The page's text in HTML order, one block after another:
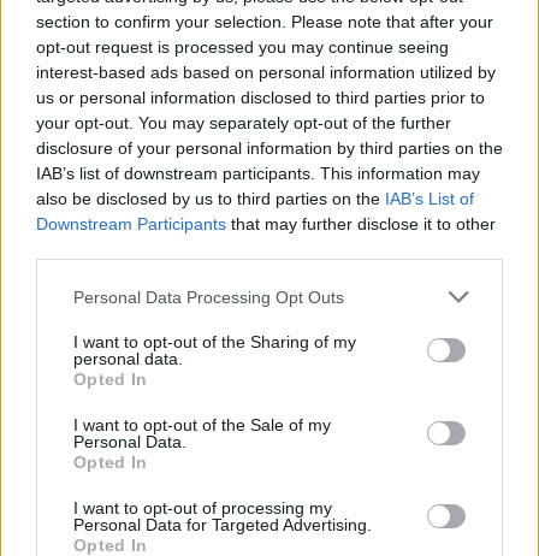
section to confirm your selection. Please note that after your
opt-out request is processed you may continue seeing
interest-based ads based on personal information utilized by
us or personal information disclosed to third parties prior to
your opt-out. You may separately opt-out of the further
disclosure of your personal information by third parties on the
IAB’s list of downstream participants. This information may
also be disclosed by us to third parties on the IAB’s List of
Downstream Participants that may further disclose it to other
Personal Data Processing Opt Outs
I want to opt-out of the Sharing of my
personal data.
Opted In
I want to opt-out of the Sale of my
Personal Data.
Opted In
I want to opt-out of processing my
Personal Data for Targeted Advertising.
Opted In